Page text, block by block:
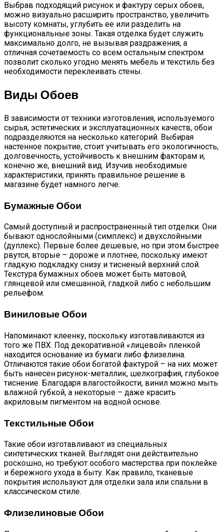
Выбрав подходящий рисунок и фактуру серых обоев,
можно визуально расширить пространство, увеличить
высоту комнаты, углубить ее или разделить на
функциональные зоны. Такая отделка будет служить
максимально долго, не вызывая раздражения, а
отличная сочетаемость со всем остальным спектром
позволит сколько угодно менять мебель и текстиль без
необходимости переклеивать стены.
Виды Обоев
В зависимости от техники изготовления, используемого
сырья, эстетических и эксплуатационных качеств, обои
подразделяются на несколько категорий. Выбирая
настенное покрытие, стоит учитывать его экологичность,
долговечность, устойчивость к внешним факторам и,
конечно же, внешний вид. Изучив необходимые
характеристики, принять правильное решение в
магазине будет намного легче.
Бумажные Обои
Самый доступный и распространенный тип отделки. Они
бывают однослойными (симплекс) и двухслойными
(дуплекс). Первые более дешевые, но при этом быстрее
рвутся, вторые – дороже и плотнее, поскольку имеют
гладкую подкладку снизу и тисненый верхний слой.
Текстура бумажных обоев может быть матовой,
глянцевой или смешанной, гладкой либо с небольшим
рельефом.
Виниловые Обои
Напоминают клеенку, поскольку изготавливаются из
того же ПВХ. Под декоративной «лицевой» пленкой
находится основание из бумаги либо флизелина.
Отличаются такие обои богатой фактурой – на них может
быть нанесен рисунок-металлик, шелкография, глубокое
тиснение. Благодаря влагостойкости, винил можно мыть
влажной губкой, а некоторые – даже красить
акриловым пигментом на водной основе.
Текстильные Обои
Такие обои изготавливают из специальных
синтетических тканей. Выглядят они действительно
роскошно, но требуют особого мастерства при поклейке
и бережного ухода в быту. Как правило, тканевые
покрытия используют для отделки зала или спальни в
классическом стиле.
Флизелиновые Обои